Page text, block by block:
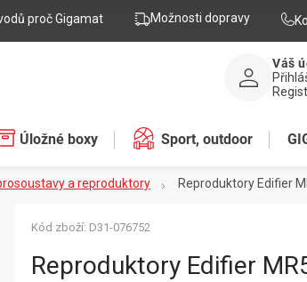
proč Gigamat Možnosti dopravy
Váš
Úložné boxy Sport, outdoor
a reproduktory Reproduktory Edifier
Reproduktory Edifier
Kód zboží: D31-076752